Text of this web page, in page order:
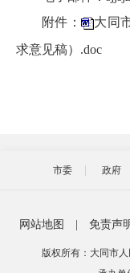
附件：
大同
求意见稿）.doc
市委 政府
网站地图 免责声
版权所有：大同市